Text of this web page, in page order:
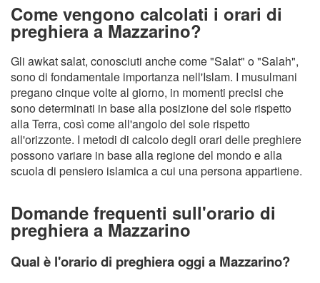
Come vengono calcolati i orari di
preghiera a Mazzarino?
Gli awkat salat, conosciuti anche come "Salat" o "Salah",
sono di fondamentale importanza nell'Islam. I musulmani
pregano cinque volte al giorno, in momenti precisi che
sono determinati in base alla posizione del sole rispetto
alla Terra, così come all'angolo del sole rispetto
all'orizzonte. I metodi di calcolo degli orari delle preghiere
possono variare in base alla regione del mondo e alla
scuola di pensiero islamica a cui una persona appartiene.
Domande frequenti sull'orario di
preghiera a Mazzarino
Qual è l'orario di preghiera oggi a Mazzarino?